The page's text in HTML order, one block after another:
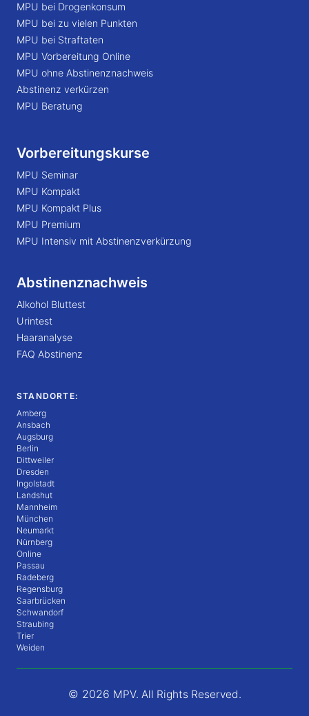
MPU bei Drogenkonsum
MPU bei zu vielen Punkten
MPU bei Straftaten
MPU Vorbereitung Online
MPU ohne Abstinenznachweis
Abstinenz verkürzen
MPU Beratung
Vorbereitungskurse
MPU Seminar
MPU Kompakt
MPU Kompakt Plus
MPU Premium
MPU Intensiv mit Abstinenzverkürzung
Abstinenznachweis
Alkohol Bluttest
Urintest
Haaranalyse
FAQ Abstinenz
STANDORTE:
Amberg
Ansbach
Augsburg
Berlin
Dittweiler
Dresden
Ingolstadt
Landshut
Mannheim
München
Neumarkt
Nürnberg
Online
Passau
Radeberg
Regensburg
Saarbrücken
Schwandorf
Straubing
Trier
Weiden
© 2026 MPV. All Rights Reserved.